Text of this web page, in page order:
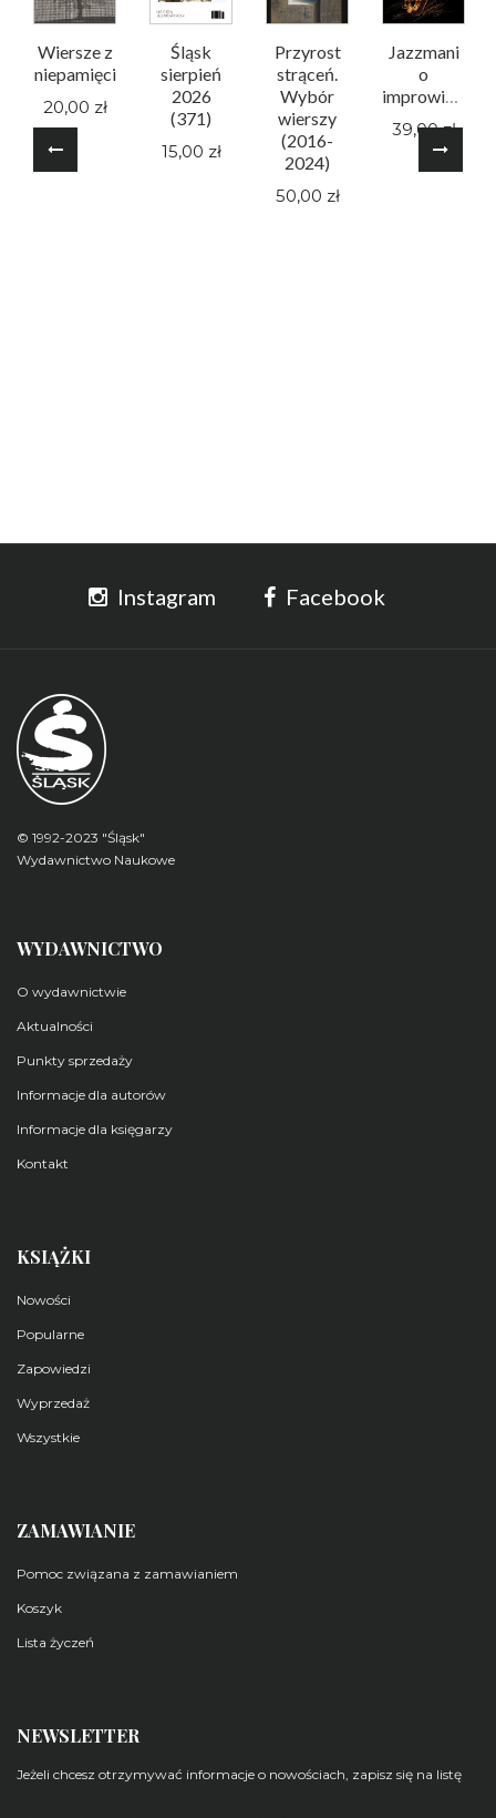
Wiersze z
niepamięci
20,00 zł
Śląsk
sierpień
2026
(371)
15,00 zł
Przyrost
strąceń.
Wybór
wierszy
(2016-
2024)
50,00 zł
Jazzmani
o
39,00 zł
Instagram Facebook
© 1992-2023 "Śląsk"
Wydawnictwo Naukowe
WYDAWNICTWO
O wydawnictwie
Aktualności
Punkty sprzedaży
Informacje dla autorów
Informacje dla księgarzy
Kontakt
KSIĄŻKI
Nowości
Popularne
Zapowiedzi
Wyprzedaż
Wszystkie
ZAMAWIANIE
Pomoc związana z zamawianiem
Koszyk
Lista życzeń
NEWSLETTER
Jeżeli chcesz otrzymywać informacje o nowościach, zapisz się na listę